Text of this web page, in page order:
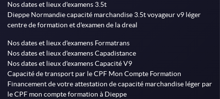
Nos dates et lieux d'examens 3.5t
Dieppe Normandie capacité marchandise 3.5t voyageur v9 léger
centre de formation et d'examen de la dreal
Nos dates et lieux d'examens Formatrans
Nos dates et lieux d'examens Capadistance
Nos dates et lieux d'examens Capacité V9
Capacité de transport par le CPF Mon Compte Formation
Financement de votre attestation de capacité marchandise léger par
le CPF mon compte formation à Dieppe